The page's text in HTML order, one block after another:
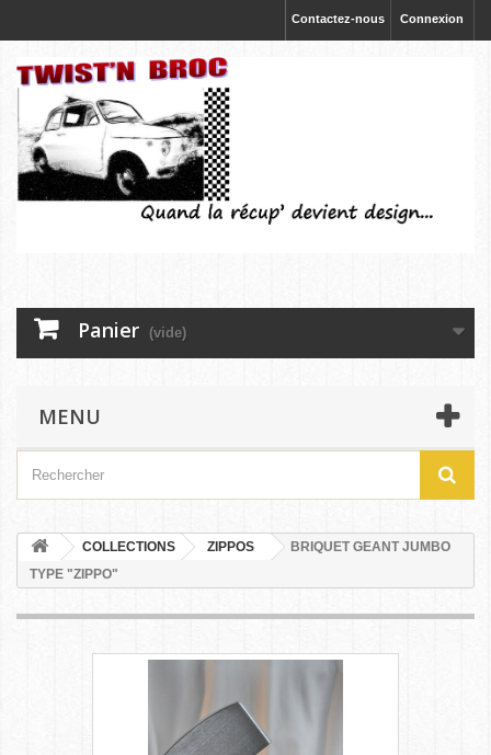
Connexion
Contactez-nous
Panier (vide)
MENU
COLLECTIONS ZIPPOS
BRIQUET GEANT JUMBO
TYPE "ZIPPO"